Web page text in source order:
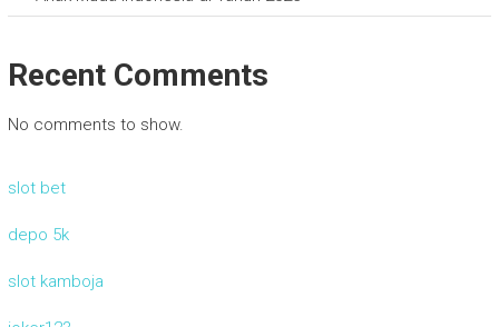
Recent Comments
No comments to show.
slot bet
depo 5k
slot kamboja